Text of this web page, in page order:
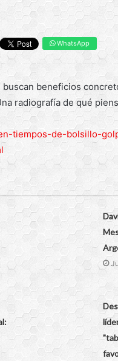
WhatsApp
beneficios
radiografía de qué
tiempos-de-bolsillo-